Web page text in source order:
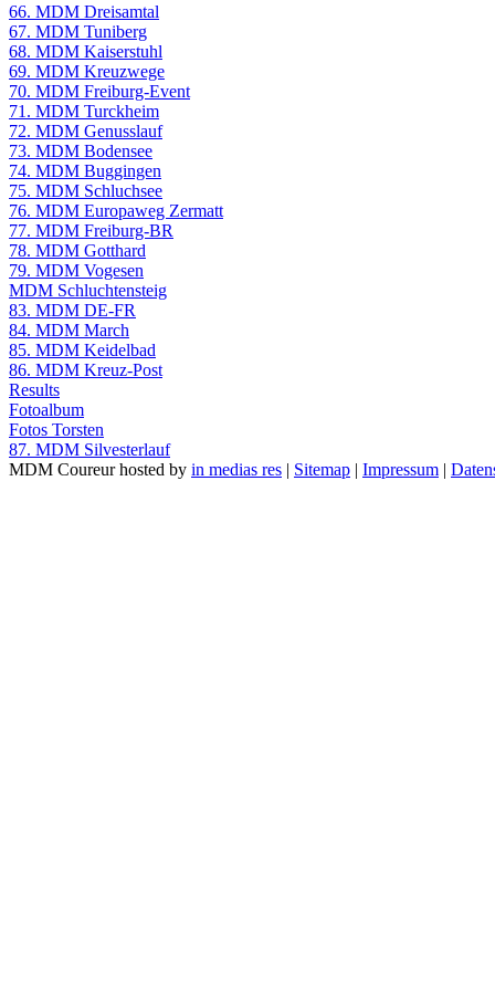
66. MDM Dreisamtal
67. MDM Tuniberg
68. MDM Kaiserstuhl
69. MDM Kreuzwege
70. MDM Freiburg-Event
71. MDM Turckheim
72. MDM Genusslauf
73. MDM Bodensee
74. MDM Buggingen
75. MDM Schluchsee
76. MDM Europaweg Zermatt
77. MDM Freiburg-BR
78. MDM Gotthard
79. MDM Vogesen
MDM Schluchtensteig
83. MDM DE-FR
84. MDM March
85. MDM Keidelbad
86. MDM Kreuz-Post
Results
Fotoalbum
Fotos Torsten
87. MDM Silvesterlauf
MDM Coureur hosted by in medias res | Sitemap | Impressum |